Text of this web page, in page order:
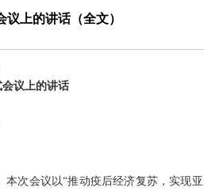
上的讲话（全文）
议上的讲话
次会议以“推动疫后经济复苏，实现